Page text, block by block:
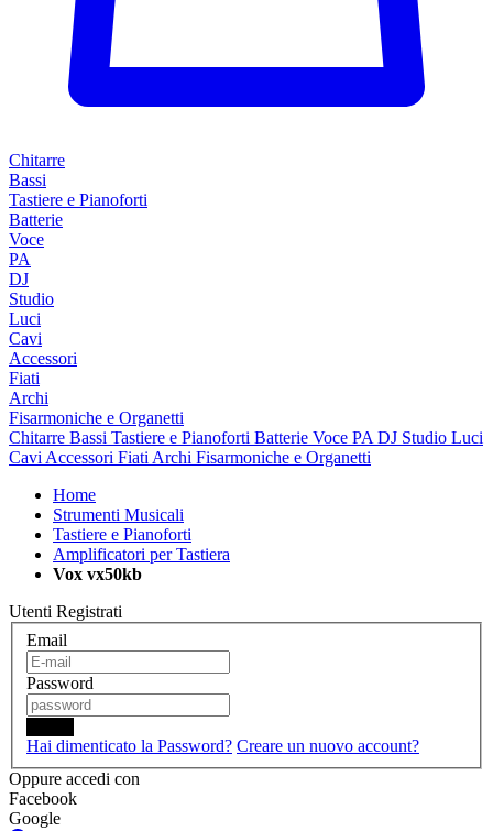
Chitarre
Bassi
Tastiere e Pianoforti
Batterie
Voce
PA
DJ
Studio
Luci
Cavi
Accessori
Fiati
Archi
Fisarmoniche e Organetti
Chitarre Bassi Tastiere e Pianoforti Batterie Voce PA DJ Studio Luci
Cavi Accessori Fiati Archi Fisarmoniche e Organetti
Home
Strumenti Musicali
Tastiere e Pianoforti
Amplificatori per Tastiera
Vox vx50kb
Utenti Registrati
Email
Password
Hai dimenticato la Password? Creare un nuovo account?
Oppure accedi con
Facebook
Google